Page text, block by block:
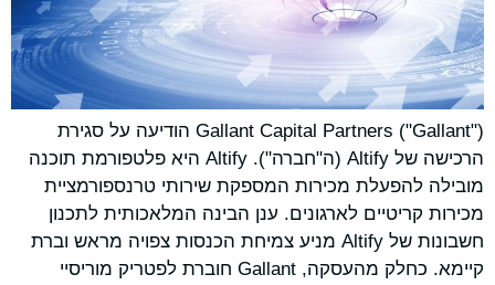
‏Gallant Capital Partners ("Gallant") הודיעה על סגירת
הרכישה של Altify (ה"חברה"). Altify היא פלטפורמת תוכנה
מובילה להפעלת מכירות המספקת שירותי טרנספורמציית
מכירות קריטיים לארגונים. ענן הבינה המלאכותית לתכנון
חשבונות של Altify מניע צמיחת הכנסות צפויה מראש וברת
קיימא. כחלק מהעסקה, Gallant חוברת לפטריק מוריסיי